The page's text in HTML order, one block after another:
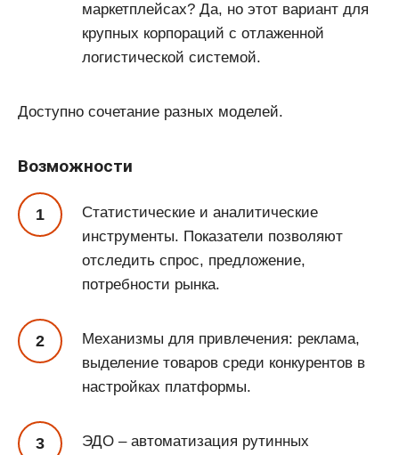
маркетплейсах? Да, но этот вариант для
крупных корпораций с отлаженной
логистической системой.
Доступно сочетание разных моделей.
Возможности
Статистические и аналитические
инструменты. Показатели позволяют
отследить спрос, предложение,
потребности рынка.
Механизмы для привлечения: реклама,
выделение товаров среди конкурентов в
настройках платформы.
ЭДО – автоматизация рутинных